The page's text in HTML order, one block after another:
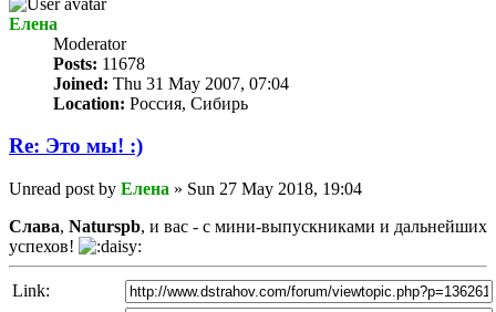
Елена
Мoderator
Posts: 11678
Joined: Thu 31 May 2007, 07:04
Location: Россия, Сибирь
Re: Это мы! :)
Unread post by Елена » Sun 27 May 2018, 19:04
Слава, Naturspb, и вас - с мини-выпускниками и дальнейших
успехов!
Link: